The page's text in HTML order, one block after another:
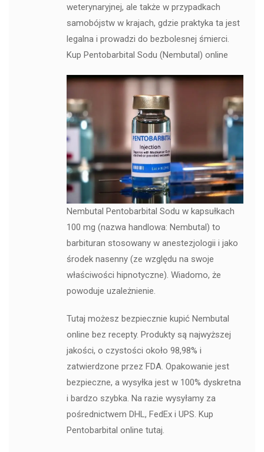
weterynaryjnej, ale także w przypadkach
samobójstw w krajach, gdzie praktyka ta jest
legalna i prowadzi do bezbolesnej śmierci.
Kup Pentobarbital Sodu (Nembutal) online
Nembutal Pentobarbital Sodu w kapsułkach
100 mg (nazwa handlowa: Nembutal) to
barbituran stosowany w anestezjologii i jako
środek nasenny (ze względu na swoje
właściwości hipnotyczne). Wiadomo, że
powoduje uzależnienie.
Tutaj możesz bezpiecznie kupić Nembutal
online bez recepty. Produkty są najwyższej
jakości, o czystości około 98,98% i
zatwierdzone przez FDA. Opakowanie jest
bezpieczne, a wysyłka jest w 100% dyskretna
i bardzo szybka. Na razie wysyłamy za
pośrednictwem DHL, FedEx i UPS. Kup
Pentobarbital online tutaj.